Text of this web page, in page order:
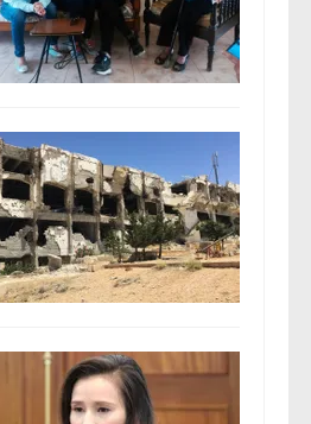
Podcast
EMagazine
Photo
Infographic
Góc ảnh
Công nghệ
Hitech Công nghệ tương lai
Sản phẩm